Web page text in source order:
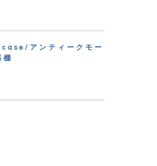
アンティークモー